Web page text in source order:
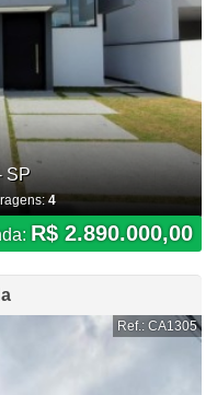
SP
4
R$ 2.890.000,00
Ref.: CA1305